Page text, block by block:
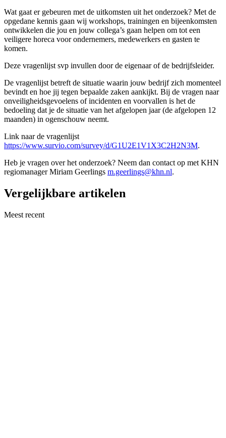
Wat gaat er gebeuren met de uitkomsten uit het onderzoek? Met de
opgedane kennis gaan wij workshops, trainingen en bijeenkomsten
ontwikkelen die jou en jouw collega’s gaan helpen om tot een
veiligere horeca voor ondernemers, medewerkers en gasten te
komen.
Deze vragenlijst svp invullen door de eigenaar of de bedrijfsleider.
De vragenlijst betreft de situatie waarin jouw bedrijf zich momenteel
bevindt en hoe jij tegen bepaalde zaken aankijkt. Bij de vragen naar
onveiligheidsgevoelens of incidenten en voorvallen is het de
bedoeling dat je de situatie van het afgelopen jaar (de afgelopen 12
maanden) in ogenschouw neemt.
Link naar de vragenlijst
https://www.survio.com/survey/d/G1U2E1V1X3C2H2N3M.
Heb je vragen over het onderzoek? Neem dan contact op met KHN
regiomanager Miriam Geerlings m.geerlings@khn.nl.
Vergelijkbare artikelen
Meest recent